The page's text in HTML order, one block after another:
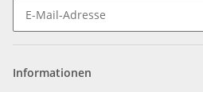
Informationen